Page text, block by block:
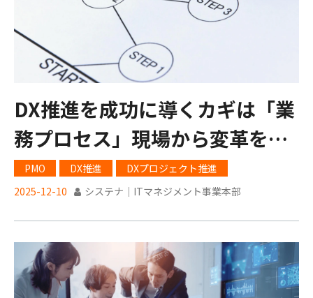
DX推進を成功に導くカギは「業
務プロセス」現場から変革を生
む実践の視点
PMO DX推進
DXプロジェクト推進
2025-12-10
システナ｜ITマネジメント事業本部